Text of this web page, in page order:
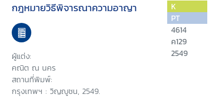
กฎหมายวิธีพิจารณาความอาญา
ผู้แต่ง:
คณิต ณ นคร
สถานที่พิมพ์:
กรุงเทพฯ : วิญญูชน, 2549.
K
PT
4614
ค129
2549